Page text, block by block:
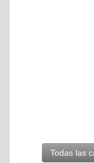
Todas las